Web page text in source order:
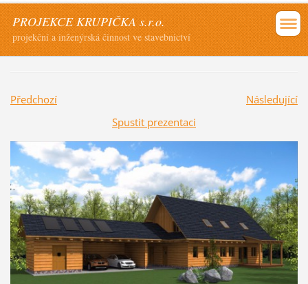
PROJEKCE KRUPIČKA s.r.o.
projekční a inženýrská činnost ve stavebnictví
Předchozí
Následující
Spustit prezentaci